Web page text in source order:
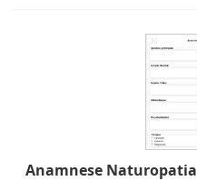
Anamnese Naturopatia